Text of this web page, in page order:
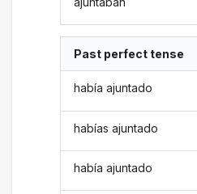
Past perfect tense
había ajuntado
habías ajuntado
había ajuntado